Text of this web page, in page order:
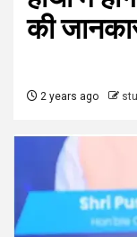
की
2 years ago